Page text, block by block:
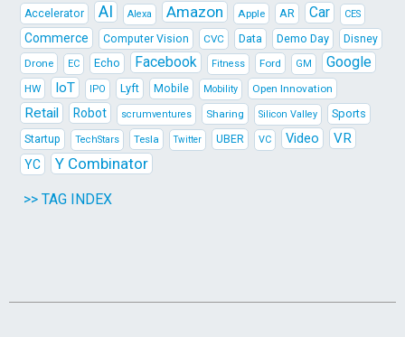
Accelerator AI Alexa Amazon Apple AR Car CES
Commerce Computer Vision CVC Data Demo Day
Disney
Drone
EC Echo Facebook Fitness Ford GM Google
HW IoT IPO Lyft Mobile Mobility Open Innovation
Retail Robot scrumventures Sharing Silicon Valley Sports
Startup TechStars Tesla Twitter UBER VC Video VR
YC Y Combinator
>> TAG INDEX